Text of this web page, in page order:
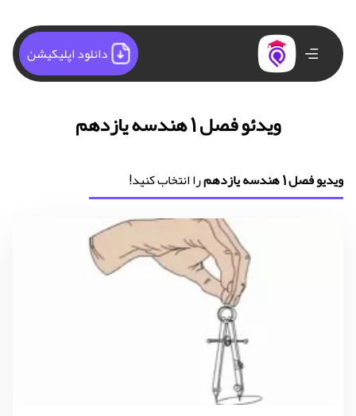
دانلود اپلیکیشن
ویدئو فصل 1 هندسه یازدهم
ویدیو فصل 1 هندسه یازدهم را انتخاب کنید!